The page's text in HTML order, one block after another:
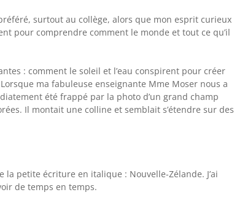
surtout au collège, alors que mon esprit curieux
pour comprendre comment le monde et tout ce qu’il
: comment le soleil et l’eau conspirent pour créer
ma fabuleuse enseignante Mme Moser nous a
été frappé par la photo d’un grand champ
Il montait une colline et semblait s’étendre sur des
la petite écriture en italique : Nouvelle-Zélande. J’ai
de temps en temps.